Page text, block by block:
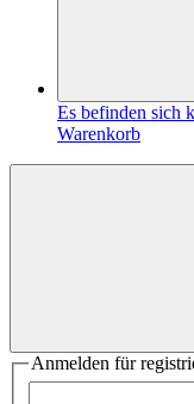
Es befinden sich
Warenkorb
Anmelden für